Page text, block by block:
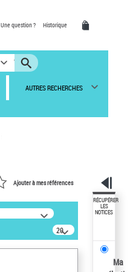
Une question ? Historique
AUTRES RECHERCHES
Ajouter à mes références
20
résultats/page
RÉCUPÉRER
LES
NOTICES
Ma